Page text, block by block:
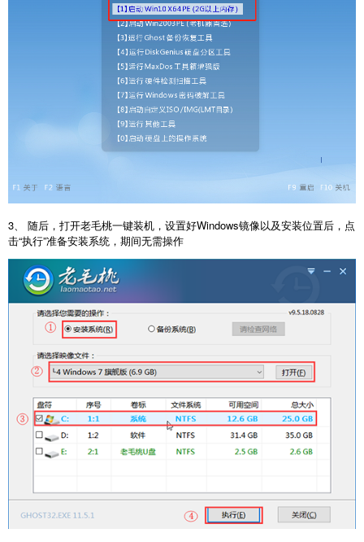
3、 随后，打开老毛桃一键装机，设置好Windows镜像以及安装位置后，点
击“执行”准备安装系统，期间无需操作